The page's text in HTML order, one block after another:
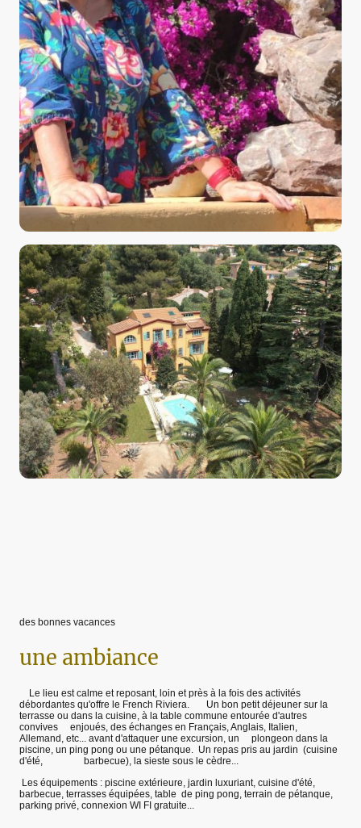
des bonnes vacances
une ambiance
Le lieu est calme et reposant, loin et près à la fois des activités
débordantes qu'offre le French Riviera. Un bon petit déjeuner sur la
terrasse ou dans la cuisine, à la table commune entourée d'autres
convives enjoués, des échanges en Français, Anglais, Italien,
Allemand, etc... avant d'attaquer une excursion, un plongeon dans la
piscine, un ping pong ou une pétanque. Un repas pris au jardin (cuisine
d'été, barbecue), la sieste sous le cèdre...
Les équipements : piscine extérieure, jardin luxuriant, cuisine d'été,
barbecue, terrasses équipées, table de ping pong, terrain de pétanque,
parking privé, connexion WI FI gratuite...